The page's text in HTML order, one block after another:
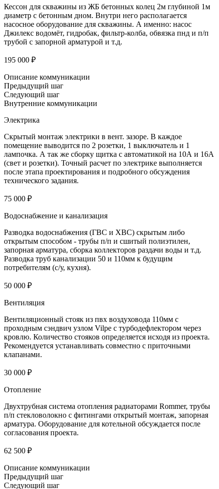
Кессон для скважины из ЖБ бетонных колец 2м глубиной 1м
диаметр с бетонным дном. Внутри него располагается
насосное оборудование для скважины. А именно: насос
Джилекс водомёт, гидробак, фильтр-колба, обвязка пнд и п/п
трубой с запорной арматурой и т.д.
195 000 ₽
Описание коммуникации
Предыдущий шаг
Следующий шаг
Внутренние коммуникации
Электрика
Скрытый монтаж электрики в вент. зазоре. В каждое
помещение выводится по 2 розетки, 1 выключатель и 1
лампочка. А так же сборку щитка с автоматикой на 10А и 16А
(свет и розетки). Точный расчет по электрике выполняется
после этапа проектирования и подробного обсуждения
технического задания.
75 000 ₽
Водоснабжение и канализация
Разводка водоснабжения (ГВС и ХВС) скрытым либо
открытым способом - трубы п/п и сшитый полиэтилен,
запорная арматура, сборка коллекторов раздачи воды и т.д.
Разводка труб канализации 50 и 110мм к будущим
потребителям (с/у, кухня).
50 000 ₽
Вентиляция
Вентиляционный стояк из пвх воздуховода 110мм с
проходным сэндвич узлом Vilpe с турбодефлектором через
кровлю. Количество стояков определяется исходя из проекта.
Рекомендуется устанавливать совместно с приточными
клапанами.
30 000 ₽
Отопление
Двухтрубная система отопления радиаторами Rommer, трубы
п/п стекловолокно с фитингами открытый монтаж, запорная
арматура. Оборудование для котельной обсуждается после
согласования проекта.
62 500 ₽
Описание коммуникации
Предыдущий шаг
Следующий шаг